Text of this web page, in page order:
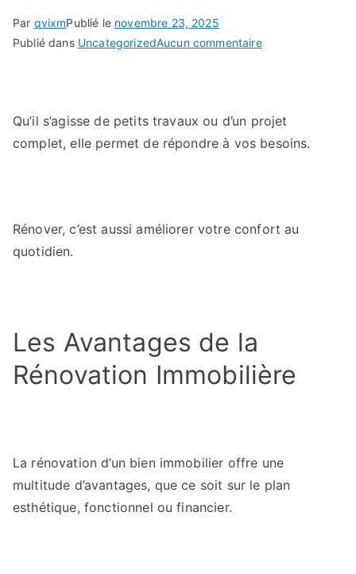
Par qvixmPublié le novembre 23, 2025
Publié dans UncategorizedAucun commentairesur
transformer
votre
Qu’il s’agisse de petits travaux ou d’un projet
complet, elle permet de répondre à vos besoins.
Rénover, c’est aussi améliorer votre confort au
quotidien.
Les Avantages de la
Rénovation Immobilière
La rénovation d’un bien immobilier offre une
multitude d’avantages, que ce soit sur le plan
esthétique, fonctionnel ou financier.